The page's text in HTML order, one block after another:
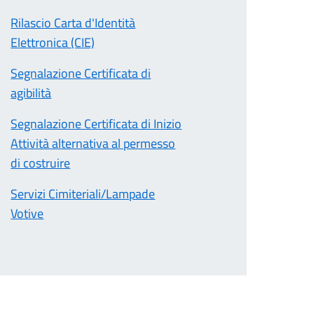
Rilascio Carta d'Identità
Elettronica (CIE)
Segnalazione Certificata di
agibilità
Segnalazione Certificata di Inizio
Attività alternativa al permesso
di costruire
Servizi Cimiteriali/Lampade
Votive